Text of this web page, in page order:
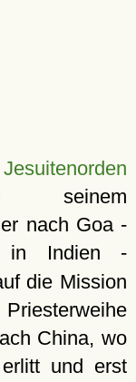
Jesuitenorden
seinem
nach Goa -
Indien -
die Mission
China, wo
und erst